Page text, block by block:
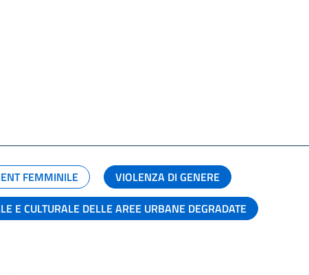
FEMMINILE
VIOLENZA DI GENERE
E CULTURALE DELLE AREE URBANE DEGRADATE